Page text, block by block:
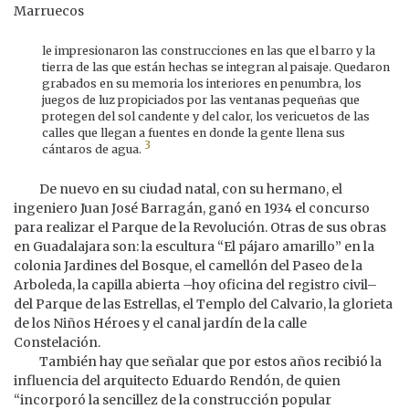
Marruecos
le impresionaron las construcciones en las que el barro y la
tierra de las que están hechas se integran al paisaje. Quedaron
grabados en su memoria los interiores en penumbra, los
juegos de luz propiciados por las ventanas pequeñas que
protegen del sol candente y del calor, los vericuetos de las
calles que llegan a fuentes en donde la gente llena sus
cántaros de agua. 3
De nuevo en su ciudad natal, con su hermano, el
ingeniero Juan José Barragán, ganó en 1934 el concurso
para realizar el Parque de la Revolución. Otras de sus obras
en Guadalajara son: la escultura “El pájaro amarillo” en la
colonia Jardines del Bosque, el camellón del Paseo de la
Arboleda, la capilla abierta –hoy oficina del registro civil–
del Parque de las Estrellas, el Templo del Calvario, la glorieta
de los Niños Héroes y el canal jardín de la calle
Constelación.
También hay que señalar que por estos años recibió la
influencia del arquitecto Eduardo Rendón, de quien
“incorporó la sencillez de la construcción popular